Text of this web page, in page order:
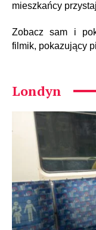
mieszkańcy
Zobacz sam i
filmik, pokazujący
Londyn